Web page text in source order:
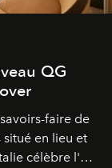
QG
faire de
situé en lieu et
célèbre l'art